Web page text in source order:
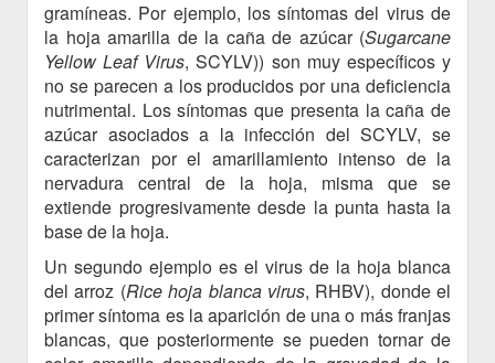
gramíneas. Por ejemplo, los síntomas del virus de
la hoja amarilla de la caña de azúcar (Sugarcane
Yellow Leaf Virus, SCYLV)) son muy específicos y
no se parecen a los producidos por una deficiencia
nutrimental. Los síntomas que presenta la caña de
azúcar asociados a la infección del SCYLV, se
caracterizan por el amarillamiento intenso de la
nervadura central de la hoja, misma que se
extiende progresivamente desde la punta hasta la
base de la hoja.
Un segundo ejemplo es el virus de la hoja blanca
del arroz (Rice hoja blanca virus, RHBV), donde el
primer síntoma es la aparición de una o más franjas
blancas, que posteriormente se pueden tornar de